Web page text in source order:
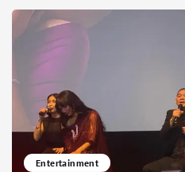
Entertainment